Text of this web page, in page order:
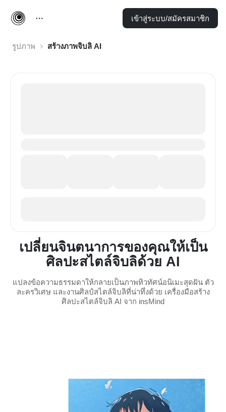
เข้าสู่ระบบ/สมัครสมาชิก
รูปภาพ สร้างภาพจิบลิ AI
เปลี่ยนจินตนาการของคุณให้เป็น
ศิลปะสไตล์จิบลิด้วย AI
แปลงข้อความธรรมดาให้กลายเป็นภาพทิวทัศน์อนิเมะสุดฝัน ตัว
ละครวิเศษ และงานศิลป์สไตล์จิบลิที่น่าทึ่งด้วย เครื่องมือสร้าง
ศิลปะสไตล์จิบลิ AI จาก insMind